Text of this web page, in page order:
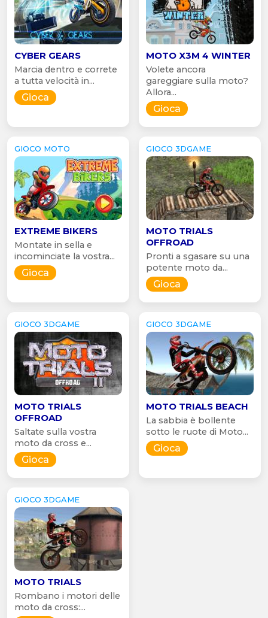
CYBER GEARS
Marcia dentro e correte
a tutta velocità in...
Gioca
MOTO X3M 4 WINTER
Volete ancora
gareggiare sulla moto?
Allora...
Gioca
GIOCO MOTO
EXTREME BIKERS
Montate in sella e
incominciate la vostra...
Gioca
GIOCO 3DGAME
MOTO TRIALS
OFFROAD
Pronti a sgasare su una
potente moto da...
Gioca
GIOCO 3DGAME
MOTO TRIALS
OFFROAD
Saltate sulla vostra
moto da cross e...
Gioca
GIOCO 3DGAME
MOTO TRIALS BEACH
La sabbia è bollente
sotto le ruote di Moto...
Gioca
GIOCO 3DGAME
MOTO TRIALS
Rombano i motori delle
moto da cross:...